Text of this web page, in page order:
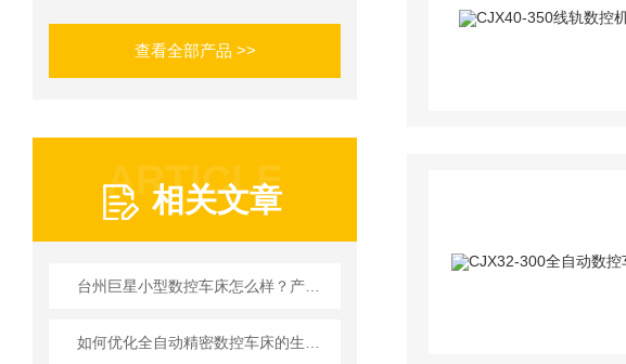
查看全部产品 >>
ARTICLE
相关文章